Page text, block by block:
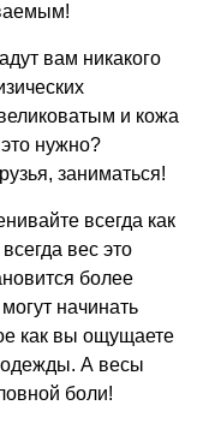
вам никакого
и кожа
нужно?
заниматься!
всегда как
вес это
более
начинать
как вы ощущаете
одежды. А весы
боли!